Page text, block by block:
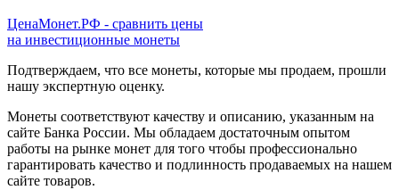
ЦенаМонет.РФ - сравнить цены
на инвестиционные монеты
Подтверждаем, что все монеты, которые мы продаем, прошли
нашу экспертную оценку.
Монеты соответствуют качеству и описанию, указанным на
сайте Банка России. Мы обладаем достаточным опытом
работы на рынке монет для того чтобы профессионально
гарантировать качество и подлинность продаваемых на нашем
сайте товаров.